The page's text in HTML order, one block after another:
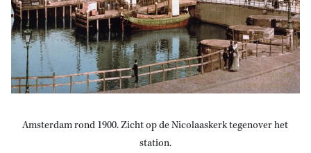
Amsterdam rond 1900. Zicht op de Nicolaaskerk tegenover het
station.